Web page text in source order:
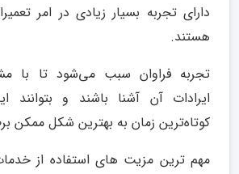
دارای تجربه بسیار زیادی در امر
هستند.
تجربه فراوان سبب می‌شود تا با
ایرادات آن آشنا باشند و بتوانند
کوتاه‌ترین زمان به بهترین شکل ممکن
مهم ترین مزیت های استفاده از